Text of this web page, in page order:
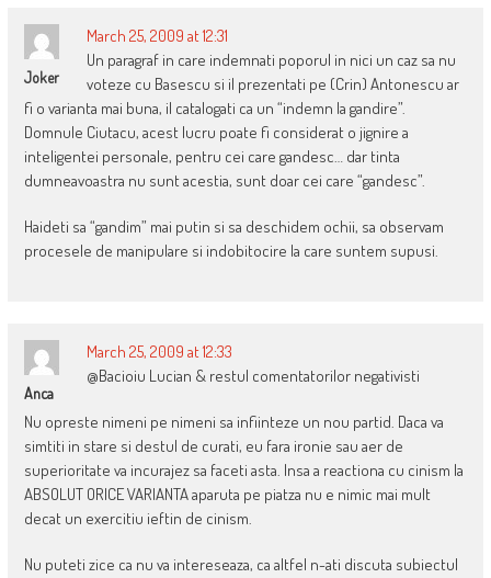
Joker
March 25, 2009 at 12:31
Un paragraf in care indemnati poporul in nici un caz sa nu
voteze cu Basescu si il prezentati pe (Crin) Antonescu ar
fi o varianta mai buna, il catalogati ca un “indemn la gandire”.
Domnule Ciutacu, acest lucru poate fi considerat o jignire a
inteligentei personale, pentru cei care gandesc… dar tinta
dumneavoastra nu sunt acestia, sunt doar cei care “gandesc”.
Haideti sa “gandim” mai putin si sa deschidem ochii, sa observam
procesele de manipulare si indobitocire la care suntem supusi.
Anca
March 25, 2009 at 12:33
@Bacioiu Lucian & restul comentatorilor negativisti
Nu opreste nimeni pe nimeni sa infiinteze un nou partid. Daca va
simtiti in stare si destul de curati, eu fara ironie sau aer de
superioritate va incurajez sa faceti asta. Insa a reactiona cu cinism la
ABSOLUT ORICE VARIANTA aparuta pe piatza nu e nimic mai mult
decat un exercitiu ieftin de cinism.
Nu puteti zice ca nu va intereseaza, ca altfel n-ati discuta subiectul